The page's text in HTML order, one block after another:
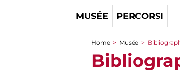
MUSÉE PERCORSI
You are here
Home > Musée >